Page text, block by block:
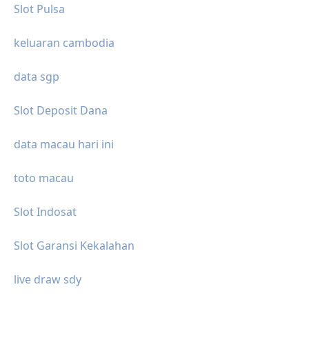
Slot Pulsa
keluaran cambodia
data sgp
Slot Deposit Dana
data macau hari ini
toto macau
Slot Indosat
Slot Garansi Kekalahan
live draw sdy